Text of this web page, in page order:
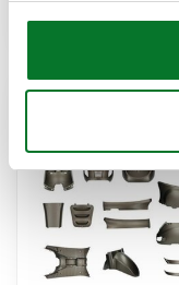
€212,90
Op voorraad bij